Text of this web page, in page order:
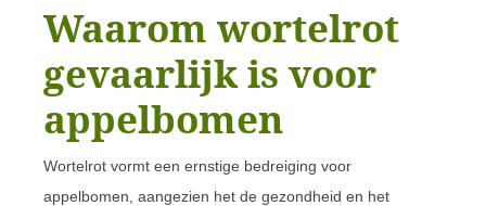
Waarom wortelrot
gevaarlijk is voor
appelbomen
Wortelrot vormt een ernstige bedreiging voor
appelbomen, aangezien het de gezondheid en het